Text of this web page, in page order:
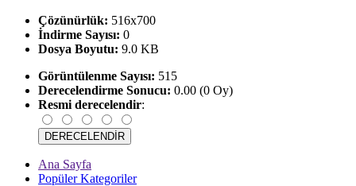
Çözünürlük: 516x700
İndirme Sayısı: 0
Dosya Boyutu: 9.0 KB
Görüntülenme Sayısı: 515
Derecelendirme Sonucu: 0.00 (0 Oy)
Resmi derecelendir:
Ana Sayfa
Popüler Kategoriler